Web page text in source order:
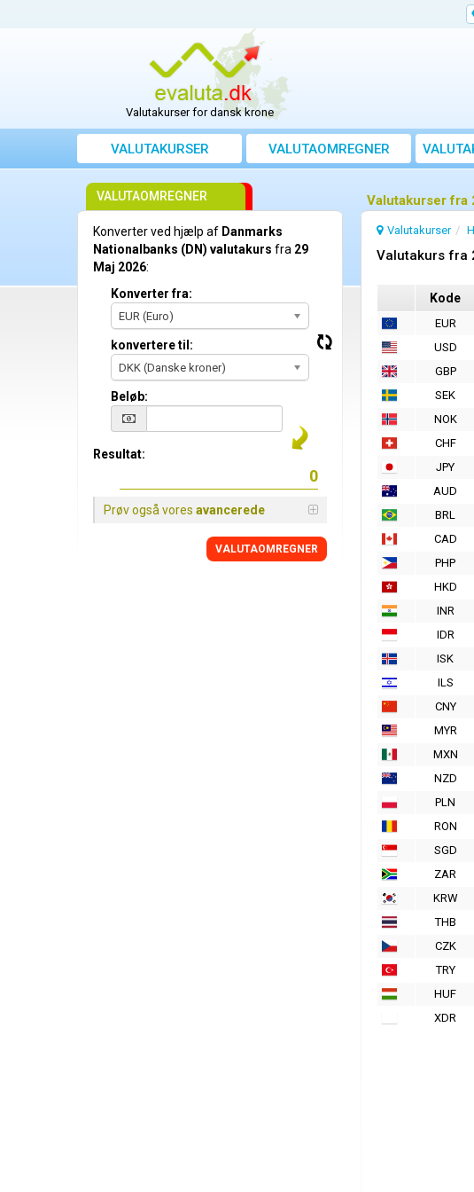
Valutakurser for dansk krone
VALUTAKURSER VALUTAOMREGNER
Valutakurser fra
Valutakurser
Valutakurs fra
Kode
EUR
USD
GBP
SEK
NOK
CHF
JPY
AUD
BRL
CAD
PHP
HKD
INR
IDR
ISK
ILS
CNY
MYR
MXN
NZD
PLN
RON
SGD
ZAR
KRW
THB
CZK
TRY
HUF
XDR
VALUTAOMREGNER
Konverter ved hjælp af Danmarks
Nationalbanks (DN) valutakurs fra 29
Maj 2026:
Konverter fra:
EUR (Euro)
konvertere til:
DKK (Danske kroner)
Beløb:
Resultat:
Prøv også vores avancerede
VALUTAOMREGNER